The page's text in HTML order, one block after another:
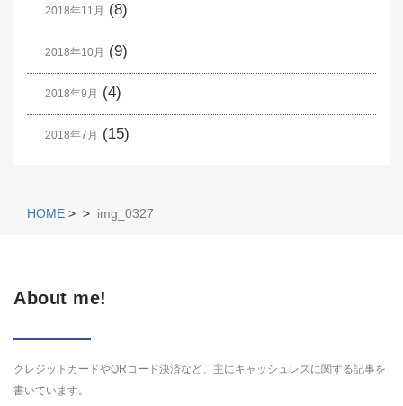
2018年11月 (8)
2018年10月 (9)
2018年9月 (4)
2018年7月 (15)
HOME > > img_0327
About me!
クレジットカードやQRコード決済など、主にキャッシュレスに関する記事を
書いています。